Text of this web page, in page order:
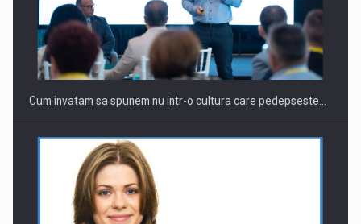
Webinar - Business Evolution-RETHINK STRATEGY-Finantare
Investitii Digitalizare
Cum invatam sa spunem nu intr-o cultura care pedepseste…